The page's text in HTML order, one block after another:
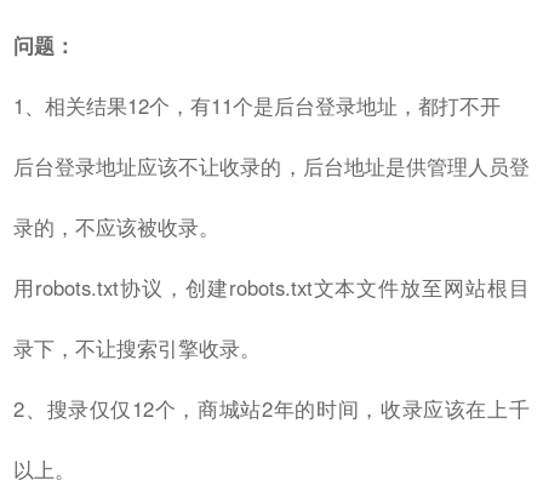
问题：
1、相关结果12个，有11个是后台登录地址，都打不开
后台登录地址应该不让收录的，后台地址是供管理人员登
录的，不应该被收录。
用robots.txt协议，创建robots.txt文本文件放至网站根目
录下，不让搜索引擎收录。
2、搜录仅仅12个，商城站2年的时间，收录应该在上千
以上。